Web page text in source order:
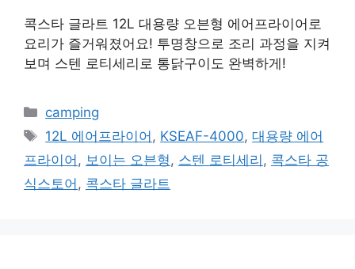
콕스타 글라트 12L 대용량 오븐형 에어프라이어로
요리가 즐거워졌어요! 투명창으로 조리 과정을 지켜
보며 스텐 로티세리로 통닭구이도 완벽하게!
카
테
리
camping
태
그
12L 에어프라이어 , KSEAF-4000,대용량 에어
프라이어 , 보이는 오븐형 , 스텐 로티세리 , 콕스타 공
식스토어 , 콕스타 글라트